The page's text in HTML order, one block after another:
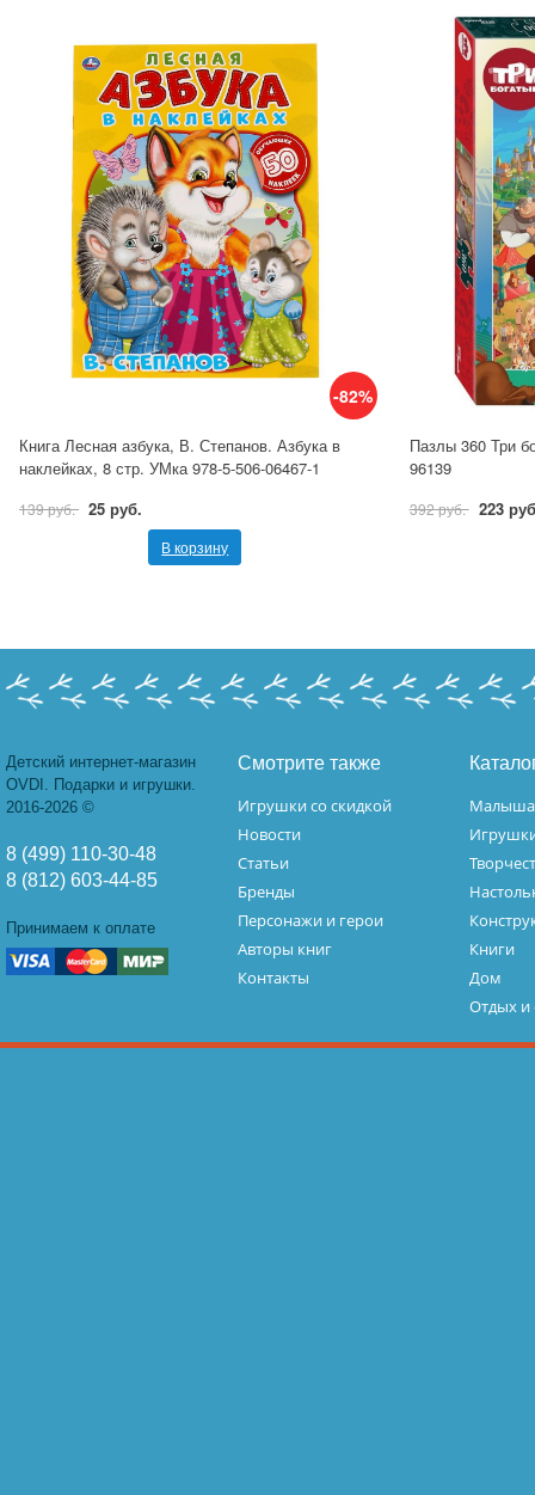
-82%
Книга Лесная азбука, В. Степанов. Азбука в
наклейках, 8 стр. УМка 978-5-506-06467-1
139 руб. 25 руб.
В корзину
Пазлы 360 Три
96139
392 руб. 223
Детский интернет-магазин
OVDI. Подарки и игрушки.
2016-2026 ©
8 (499) 110-30-48
8 (812) 603-44-85
Принимаем к оплате
Смотрите также
Игрушки со скидкой
Новости
Статьи
Бренды
Персонажи и герои
Авторы книг
Контакты
Книги
Дом
Отдых и